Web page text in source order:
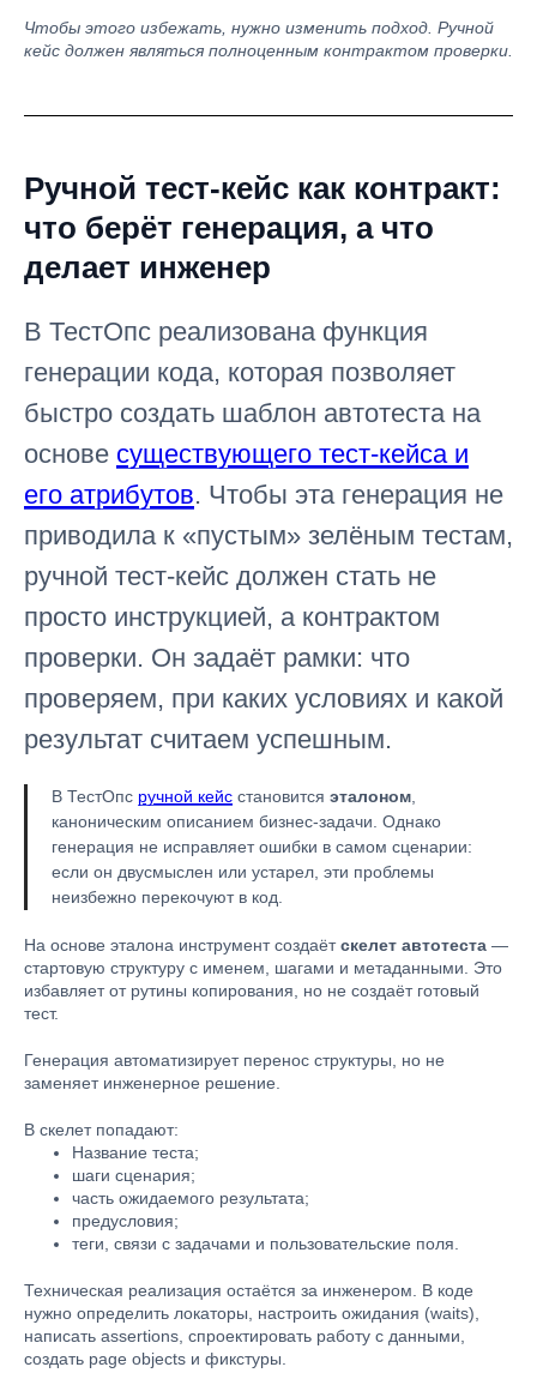
Чтобы этого избежать, нужно изменить подход. Ручной
кейс должен являться полноценным контрактом проверки.
Ручной тест-кейс как контракт:
что берёт генерация, а что
делает инженер
В ТестОпс реализована функция
генерации кода, которая позволяет
быстро создать шаблон автотеста на
основе существующего тест-кейса и
его атрибутов. Чтобы эта генерация не
приводила к «пустым» зелёным тестам,
ручной тест-кейс должен стать не
просто инструкцией, а контрактом
проверки. Он задаёт рамки: что
проверяем, при каких условиях и какой
результат считаем успешным.
В ТестОпс ручной кейс становится эталоном
каноническим описанием бизнес-задачи. Однако
генерация не исправляет ошибки в самом сценарии:
если он двусмыслен или устарел, эти проблемы
неизбежно перекочуют в код.
На основе эталона инструмент создаётскелет автотеста —
стартовую структуру с именем, шагами и метаданными. Это
избавляет от рутины копирования, но не создаёт готовый
тест.
Генерация автоматизирует перенос структуры, но не
заменяет инженерное решение.
В скелет попадают:
Название теста;
шаги сценария;
часть ожидаемого результата;
предусловия;
теги, связи с задачами и пользовательские поля.
Техническая реализация остаётся за инженером. В коде
нужно определить локаторы, настроить ожидания (waits),
написать assertions, спроектировать работу с данными,
создать page objects и фикстуры.